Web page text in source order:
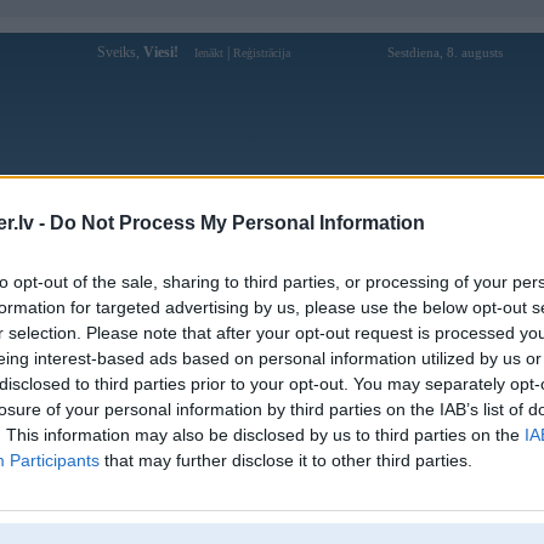
- Do Not Process My Personal Information
opt-out of the sale, sharing to third parties, or processing of your
for targeted advertising by us, please use the below opt-out
selection. Please note that after your opt-out request is processed
interest-based ads based on personal information utilized by us
to third parties prior to your opt-out. You may separately
of your personal information by third parties on the IAB’s list of
This information may also be disclosed by us to third parties on the
Participants that may further disclose it to other third parties.
Sveiks, Viesi! Ienākt Reģistrācija Sestdiena, 8. augusts
Forums Galerijas Reģistrācija Lietotāji
Lietotāja 79kingcomputer profils
Lietotājvārds:
79kingcomputer
Ziņojumi forumā:
0
Pēdējie ziņojumi forumā